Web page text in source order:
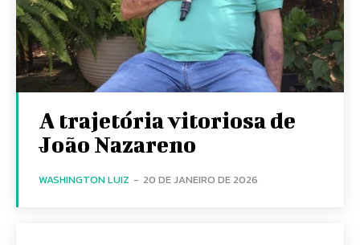
A trajetória vitoriosa de
João Nazareno
WASHINGTON LUIZ - 20 DE JANEIRO DE 2026